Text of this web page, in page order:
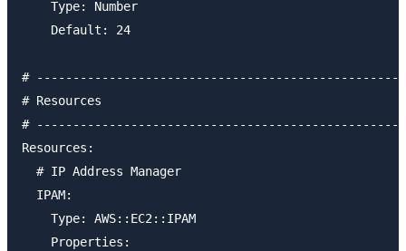
    Type: Number
    Default: 24
#
# Resources
#
Resources:
  # IP Address Manager
  IPAM:
    Type: AWS::EC2::IPAM
    Properties: